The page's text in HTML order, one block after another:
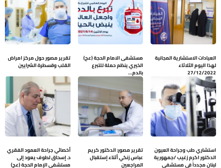
العيادات الاستشارية المجانية
لهذا اليوم الثلاثاء
27/12/2022
مستشفى الامام الحجة (عج)
الخيري ينظم حملة للتبرع
بالدم…
تقرير مصور حول مركز امراض
القلب وقسطرة الشرايين
استشاري طب وجراحة العيون
الدكتور اكرم زغيب /جمهورية
لبنان مجدداً في مستشفى
تقرير مصور: الدكتور كريم
عباس زنكي أثناء إستقبال
المراجعين
أخصائي جراحة العمود الفقري
د. إسحاق لطوف يعود إلى
مستشفى الإمام الحجة (عج)